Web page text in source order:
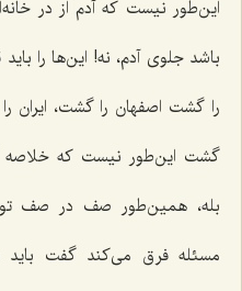
این‌طور نیست که آدم از در
باشد جلوی آدم، نه! این‌ها را
را گشت اصفهان را گشت، ایران
گشت این‌طور نیست که خلاصه
بله، همین‌طور صف در صف
مسئله فرق می‌کند گفت